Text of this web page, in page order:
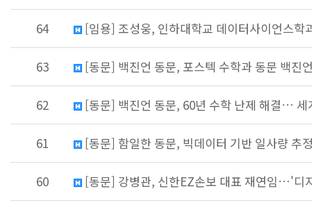
64 [임용] 조성웅, 인하대학교 데이터사이언스학
63 [동문] 백진언 동문, 포스텍 수학과 동문 백진
62 [동문] 백진언 동문, 60년 수학 난제 해결… 세
61 [동문] 함일한 동문, 빅데이터 기반 일사량 추
60 [동문] 강병관, 신한EZ손보 대표 재연임…'디